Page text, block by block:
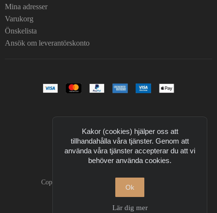
Mina adresser
Varukorg
Önskelista
Ansök om leverantörskonto
Copyright © 2026 T Design. All Rights Reserved.
nopCommerce
Kakor (cookies) hjälper oss att
tillhandahålla våra tjänster. Genom att
använda våra tjänster accepterar du att vi
behöver använda cookies.
Ok
Lär dig mer